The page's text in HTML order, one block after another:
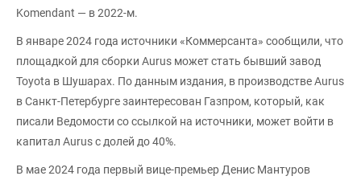
Komendant — в 2022-м.
В январе 2024 года источники «Коммерсанта» сообщили, что
площадкой для сборки Aurus может стать бывший завод
Toyota в Шушарах. По данным издания, в производстве Aurus
в Санкт-Петербурге заинтересован Газпром, который, как
писали Ведомости со ссылкой на источники, может войти в
капитал Aurus с долей до 40%.
В мае 2024 года первый вице-премьер Денис Мантуров